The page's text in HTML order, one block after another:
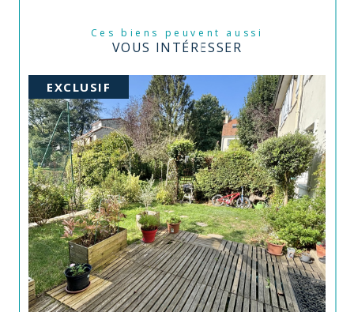
Ces biens peuvent aussi
VOUS INTÉRESSER
EXCLUSIF